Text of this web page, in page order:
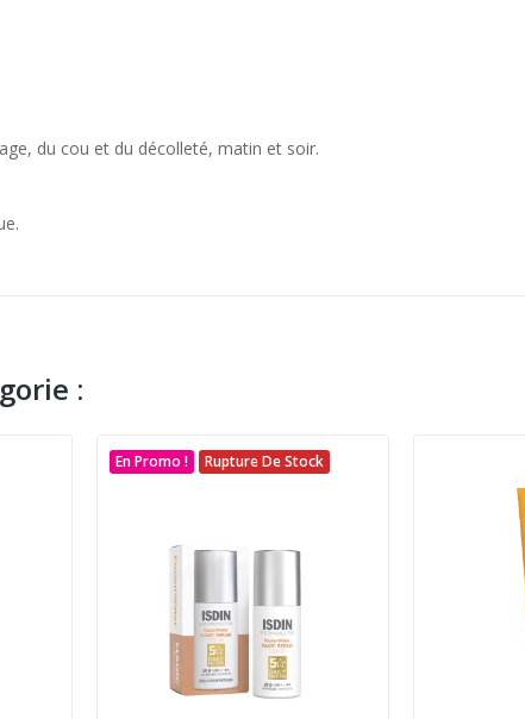
du cou et du décolleté, matin et soir.
:
En Promo ! Rupture De Stock